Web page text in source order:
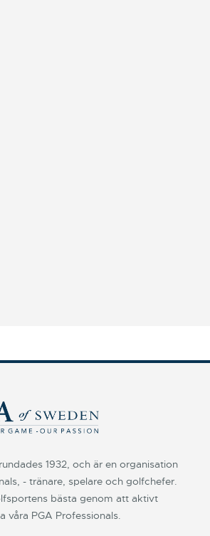
1932, och är en organisation
- tränare, spelare och golfchefer.
bästa genom att aktivt
våra PGA Professionals.